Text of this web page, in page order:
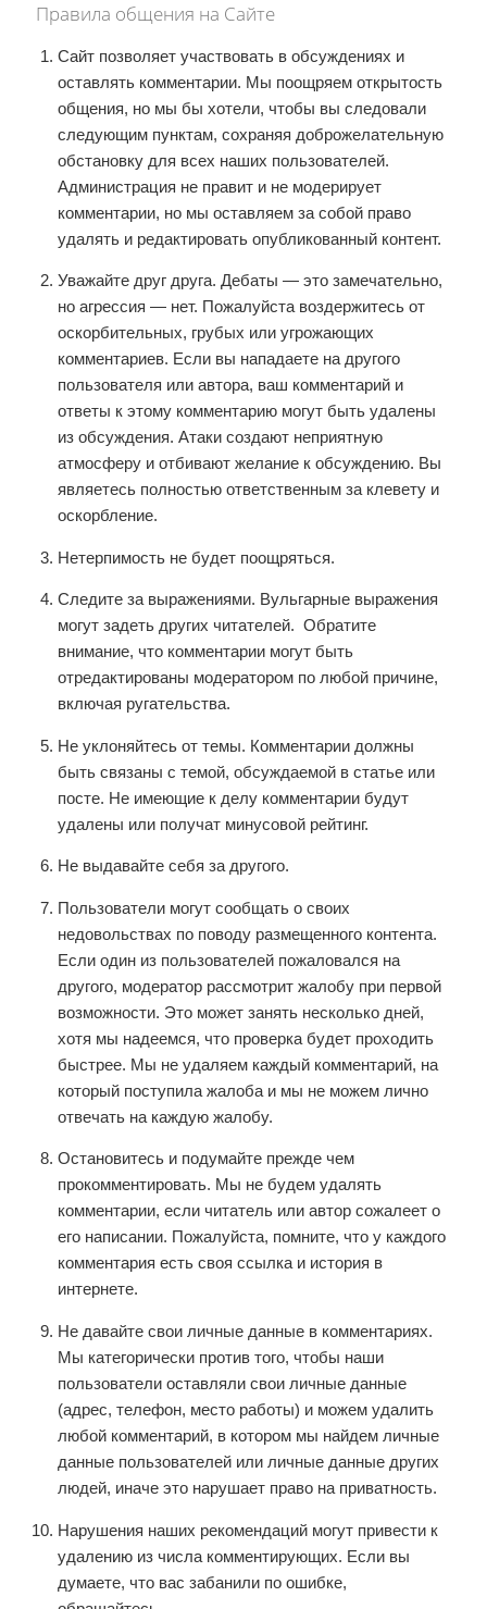
Правила общения на Сайте
Сайт позволяет участвовать в обсуждениях и
оставлять комментарии. Мы поощряем открытость
общения, но мы бы хотели, чтобы вы следовали
следующим пунктам, сохраняя доброжелательную
обстановку для всех наших пользователей.
Администрация не правит и не модерирует
комментарии, но мы оставляем за собой право
удалять и редактировать опубликованный контент.
Уважайте друг друга. Дебаты — это замечательно,
но агрессия — нет. Пожалуйста воздержитесь от
оскорбительных, грубых или угрожающих
комментариев. Если вы нападаете на другого
пользователя или автора, ваш комментарий и
ответы к этому комментарию могут быть удалены
из обсуждения. Атаки создают неприятную
атмосферу и отбивают желание к обсуждению. Вы
являетесь полностью ответственным за клевету и
оскорбление.
Нетерпимость не будет поощряться.
Следите за выражениями. Вульгарные выражения
могут задеть других читателей. Обратите
внимание, что комментарии могут быть
отредактированы модератором по любой причине,
включая ругательства.
Не уклоняйтесь от темы. Комментарии должны
быть связаны с темой, обсуждаемой в статье или
посте. Не имеющие к делу комментарии будут
удалены или получат минусовой рейтинг.
Не выдавайте себя за другого.
Пользователи могут сообщать о своих
недовольствах по поводу размещенного контента.
Если один из пользователей пожаловался на
другого, модератор рассмотрит жалобу при первой
возможности. Это может занять несколько дней,
хотя мы надеемся, что проверка будет проходить
быстрее. Мы не удаляем каждый комментарий, на
который поступила жалоба и мы не можем лично
отвечать на каждую жалобу.
Остановитесь и подумайте прежде чем
прокомментировать. Мы не будем удалять
комментарии, если читатель или автор сожалеет о
его написании. Пожалуйста, помните, что у каждого
комментария есть своя ссылка и история в
интернете.
Не давайте свои личные данные в комментариях.
Мы категорически против того, чтобы наши
пользователи оставляли свои личные данные
(адрес, телефон, место работы) и можем удалить
любой комментарий, в котором мы найдем личные
данные пользователей или личные данные других
людей, иначе это нарушает право на приватность.
Нарушения наших рекомендаций могут привести к
удалению из числа комментирующих. Если вы
думаете, что вас забанили по ошибке,